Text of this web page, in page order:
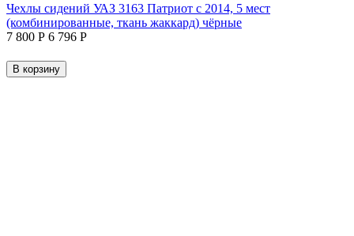
Чехлы сидений УАЗ 3163 Патриот с 2014, 5 мест
(комбинированные, ткань жаккард) чёрные
7 800 Р 6 796 Р
В корзину